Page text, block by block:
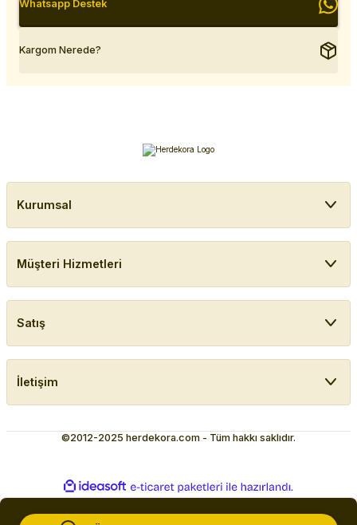
Whatsapp Destek
Kargom Nerede?
Kurumsal
Müşteri Hizmetleri
Satış
İletişim
©2012-2025 herdekora.com - Tüm hakkı saklıdır.
ideasoft
e-
ticaret
hazırlandı.